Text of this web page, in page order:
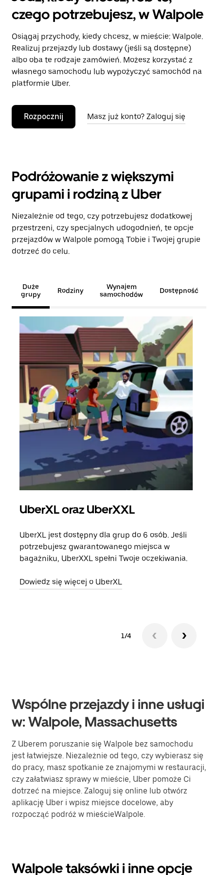
czego potrzebujesz, w Walpole
Osiągaj przychody, kiedy chcesz, w mieście: Walpole.
Realizuj przejazdy lub dostawy (jeśli są dostępne)
albo oba te rodzaje zamówień. Możesz korzystać z
własnego samochodu lub wypożyczyć samochód na
platformie Uber.
Rozpocznij Masz już konto? Zaloguj się
Podróżowanie z większymi
grupami i rodziną z Uber
Niezależnie od tego, czy potrzebujesz dodatkowej
przestrzeni, czy specjalnych udogodnień, te opcje
przejazdów w Walpole pomogą Tobie i Twojej grupie
dotrzeć do celu.
Duże
grupy
Rodziny
Wynajem
samochodów
Dostępność
UberXL oraz UberXXL
UberXL jest dostępny dla grup do 6 osób. Jeśli
potrzebujesz gwarantowanego miejsca w
bagażniku, UberXXL spełni Twoje oczekiwania.
Dowiedz się więcej o UberXL
1/4
Wspólne przejazdy i inne usługi
w: Walpole, Massachusetts
Z Uberem poruszanie się Walpole bez samochodu
jest łatwiejsze. Niezależnie od tego, czy wybierasz się
do pracy, masz spotkanie ze znajomymi w restauracji,
czy załatwiasz sprawy w mieście, Uber pomoże Ci
dotrzeć na miejsce. Zaloguj się online lub otwórz
aplikację Uber i wpisz miejsce docelowe, aby
rozpocząć podróż w mieścieWalpole.
Walpole taksówki i inne opcje